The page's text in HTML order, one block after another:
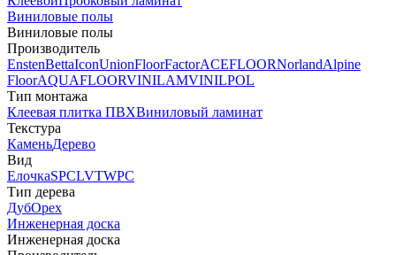
Виниловые полы
Виниловые полы
Производитель
EnstenBettaIconUnionFloorFactorACEFLOORNorlandAlpine
FloorAQUAFLOORVINILAMVINILPOL
Тип монтажа
Клеевая плитка ПВХВиниловый ламинат
Текстура
КаменьДерево
Вид
ЕлочкаSPCLVTWPC
Тип дерева
ДубОрех
Инженерная доска
Инженерная доска